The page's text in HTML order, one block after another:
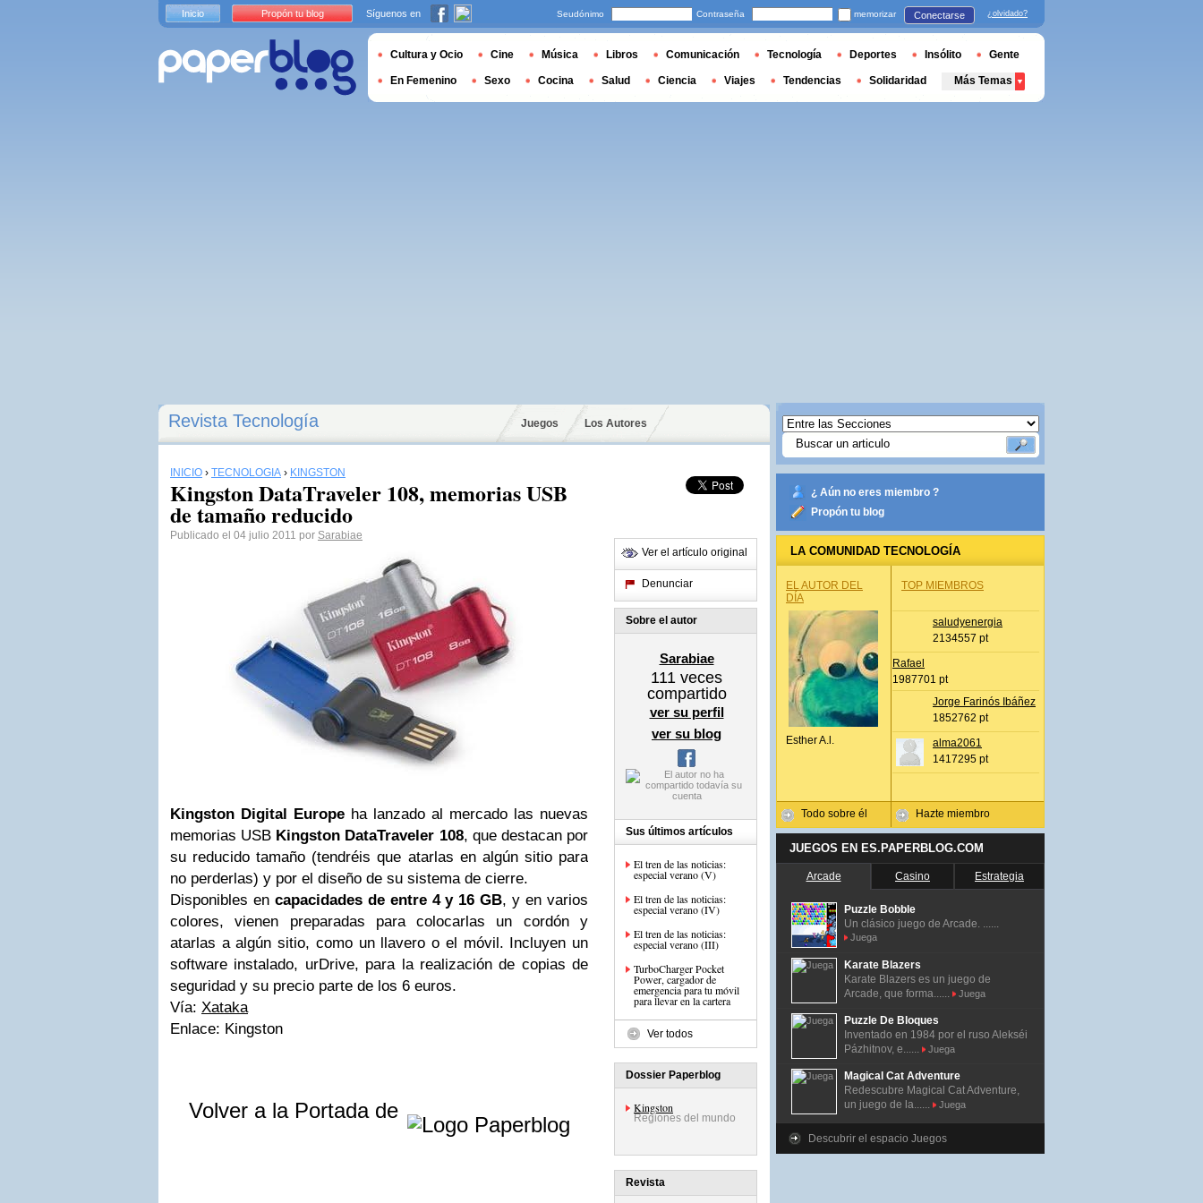
Revista Tecnología Juegos Los Autores
INICIO › TECNOLOGÍA › KINGSTON
Kingston DataTraveler 108, memorias USB
de tamaño reducido
Publicado el 04 julio 2011 por Sarabiae
Kingston Digital Europe ha lanzado al mercado las nuevas
memorias USB Kingston DataTraveler 108, que destacan por
su reducido tamaño (tendréis que atarlas en algún sitio para
no perderlas) y por el diseño de su sistema de cierre.
Disponibles en capacidades de entre 4 y 16 GB, y en varios
colores, vienen preparadas para colocarlas un cordón y
atarlas a algún sitio, como un llavero o el móvil. Incluyen un
software instalado, urDrive, para la realización de copias de
seguridad y su precio parte de los 6 euros.
Vía: Xataka
Enlace: Kingston
Volver a la Portada de
Ver el artículo original
Denunciar
Sobre el autor
Sarabiae
111 veces
compartido
ver su perfil
ver su blog
Sus últimos artículos
El tren de las noticias:
especial verano (V)
El tren de las noticias:
especial verano (IV)
El tren de las noticias:
especial verano (III)
TurboCharger Pocket
Power, cargador de
emergencia para tu móvil
para llevar en la cartera
Ver todos
Dossier Paperblog
Kingston
Regiones del mundo
Revista
¿ Aún no eres miembro ?
Propón tu blog
LA COMUNIDAD TECNOLOGÍA
EL AUTOR DEL
DÍA
Esther A.l.
Todo sobre él
TOP MIEMBROS
saludyenergia
2134557 pt
Rafael
1987701 pt
Jorge Farinós Ibáñez
1852762 pt
alma2061
1417295 pt
Hazte miembro
JUEGOS EN ES.PAPERBLOG.COM
Arcade Casino Estrategia
Puzzle Bobble
Un clásico juego de Arcade. ......
Juega
Karate Blazers
Karate Blazers es un juego de
Arcade, que forma......
Juega
Puzzle De Bloques
Inventado en 1984 por el ruso Alekséi
Pázhitnov, e......
Juega
Magical Cat Adventure
Redescubre Magical Cat Adventure,
un juego de la......
Juega
Descubrir el espacio Juegos
Inicio Propón tu blog Síguenos en Seudónimo Contraseña memorizar Conectarse ¿olvidado?
Cultura y Ocio Cine Música Libros Comunicación Tecnología Deportes Insólito Gente
En Femenino Sexo Cocina Salud Ciencia Viajes Tendencias Solidaridad Más Temas